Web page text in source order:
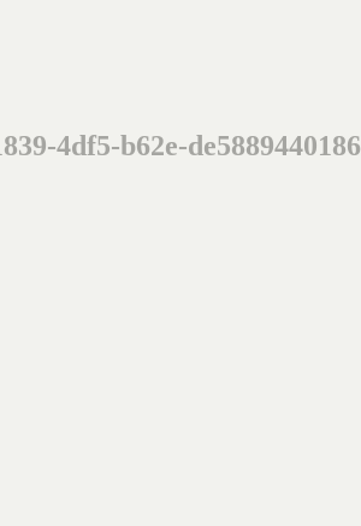
4df5-b62e-de5889440186